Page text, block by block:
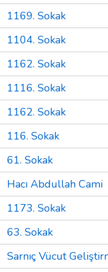
1169. Sokak
1104. Sokak
1162. Sokak
1116. Sokak
1162. Sokak
116. Sokak
61. Sokak
Hacı Abdullah Cami
1173. Sokak
63. Sokak
Sarnıç Vücut